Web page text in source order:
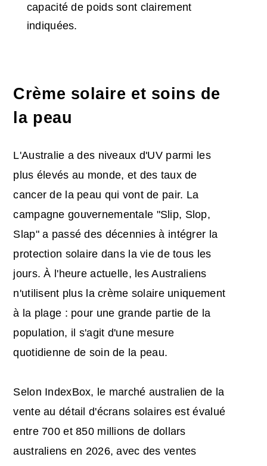
capacité de poids sont clairement
indiquées.
Crème solaire et soins de
la peau
L'Australie a des niveaux d'UV parmi les
plus élevés au monde, et des taux de
cancer de la peau qui vont de pair. La
campagne gouvernementale "Slip, Slop,
Slap" a passé des décennies à intégrer la
protection solaire dans la vie de tous les
jours. À l'heure actuelle, les Australiens
n'utilisent plus la crème solaire uniquement
à la plage : pour une grande partie de la
population, il s'agit d'une mesure
quotidienne de soin de la peau.
Selon IndexBox, le marché australien de la
vente au détail d'écrans solaires est évalué
entre 700 et 850 millions de dollars
australiens en 2026, avec des ventes